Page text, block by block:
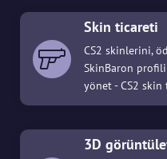
Skin ticareti
CS2 skinlerini,
SkinBaron
yönet - CS2
3D